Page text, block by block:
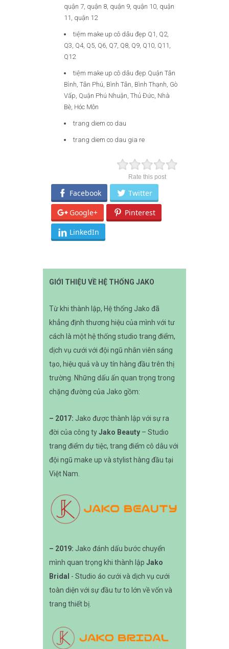
quận 7, quận 8, quận 9, quận 10, quận
11, quận 12
tiệm make up cô dâu đẹp Q1, Q2,
Q3, Q4, Q5, Q6, Q7, Q8, Q9, Q10, Q11,
Q12
tiệm make up cô dâu đẹp Quận Tân
Bình, Tân Phú, Bình Tân, Bình Thạnh, Gò
Vấp, Quận Phú Nhuận, Thủ Đức, Nhà
Bè, Hóc Môn
trang diem co dau
trang diem co dau gia re
Rate this post
Facebook Twitter
Google+ Pinterest
LinkedIn
GIỚI THIỆU VỀ HỆ THỐNG JAKO
Từ khi thành lập, Hệ thống Jako đã
khẳng định thương hiệu của mình với tư
cách là một hệ thống studio trang điểm,
dịch vụ cưới với đội ngũ nhân viên sáng
tạo, hiệu quả và uy tín hàng đầu trên thị
trường. Những dấu ấn quan trọng trong
chặng đường của Jako gồm:
– 2017: Jako được thành lập với sự ra
đời của công tyJako Beauty – Studio
trang điểm dự tiệc, trang điểm cô dâu với
đội ngũ make up và stylist hàng đầu tại
Việt Nam.
– 2019: Jako đánh dấu bước chuyển
mình quan trọng khi thành lập Jako
Bridal - Studio áo cưới và dịch vụ cưới
toàn diện với sự đầu tư to lớn về vốn và
trang thiết bị.